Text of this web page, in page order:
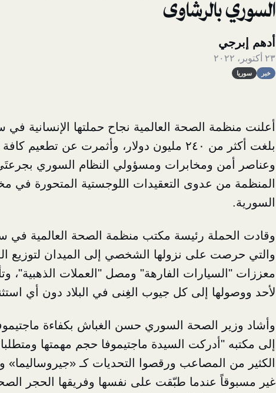
السوري بالرشاوى
أدهم إبرجي
٢٣ أكتوبر، ٢٠٢٢
خبر سوريا
بلغت أكثر من ۲٤۰ مليون دولار، وأثمرت عن
وعناصر أمن ومخابرات ومسؤولي النظام السوري بجرعتَي
المنظمة من عدوى التعقيدات اللوجستية المتحورة في
السورية.
وقادت الحملة رئيسة مكتب منظمة الصحة العالمية في
والتي حرصت على نزولها الشخصي إلى الميدان لتوزيع
معززات "السيارات الفارهة" ومصل "العملات
لأحد ووصولها إلى كل جيوب الغِنى في البلاد دون أي
وأشاد وزير الصحة السوري حسن الغباش بكفاءة
إلى مكتبه "أدركت السيدة ماجتيموفا حجم مهمتها
الكثير من المصاعب ورقصوا التحديات كـ
غير مسبوقاً عندما طبّقت على نفسها وفريقها الحجر